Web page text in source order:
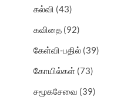
கல்வி (43)
கவிதை (92)
கேள்வி-பதில் (39)
கோயில்கள் (73)
சமூகசேவை (39)